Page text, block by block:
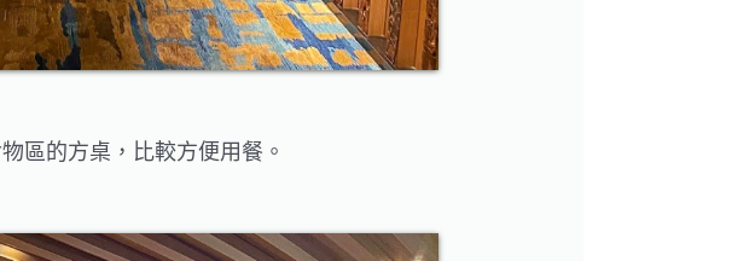
區的方桌，比較方便用餐。